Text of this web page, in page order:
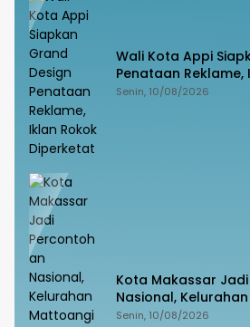
Wali Kota Appi
Penataan Reklame,
Diperketat
Senin, 10/08/2026
Kota Makassar
Nasional,
Kaluku Bodoa Jadi
Senin, 10/08/2026